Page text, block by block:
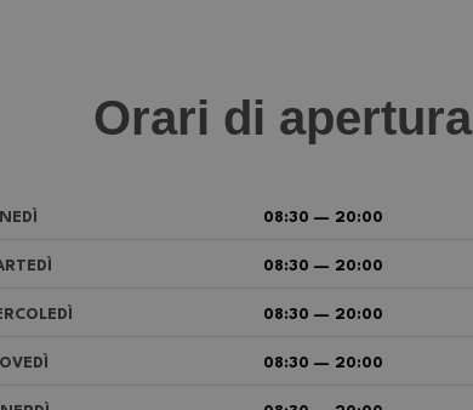
Orari di apertura
08:30 — 20:00
08:30 — 20:00
08:30 — 20:00
08:30 — 20:00